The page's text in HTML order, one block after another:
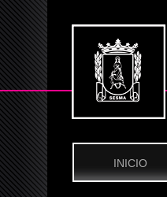
INICIO